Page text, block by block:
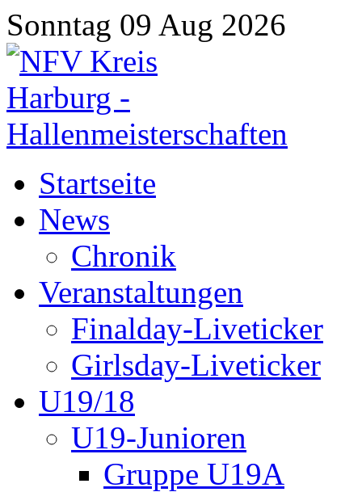
Sonntag 09 Aug 2026
Startseite
News
Chronik
Veranstaltungen
Finalday-Liveticker
Girlsday-Liveticker
U19/18
U19-Junioren
Gruppe U19A